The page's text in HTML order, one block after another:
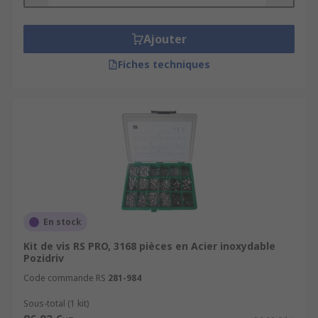
rouge. Chaque référence est sélectionnée pour sa
qualité, sa protection contre la corrosion et sa
fiabilité en usage intensif Pro. Les kits visserie
Pourquoi acheter votre kit
visserie chez RS ?
Gamme large et meilleur rapport prix en €
Détails du produit clairs, fiche produit
complète et avis client
commander ce produit, paiement sécurisé
Ajouter
Fiches techniques
En stock
Kit de vis RS PRO, 3168 pièces en Acier inoxydable
Pozidriv
Code commande RS 281-984
Sous-total (1 kit)